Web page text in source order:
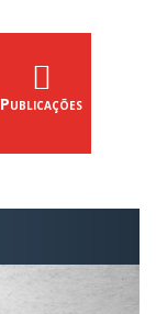
Publicações